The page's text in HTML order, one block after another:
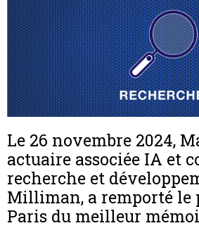
Le 26 novembre 2024,
actuaire associée IA et
recherche et
Milliman, a remporté le
Paris du meilleur